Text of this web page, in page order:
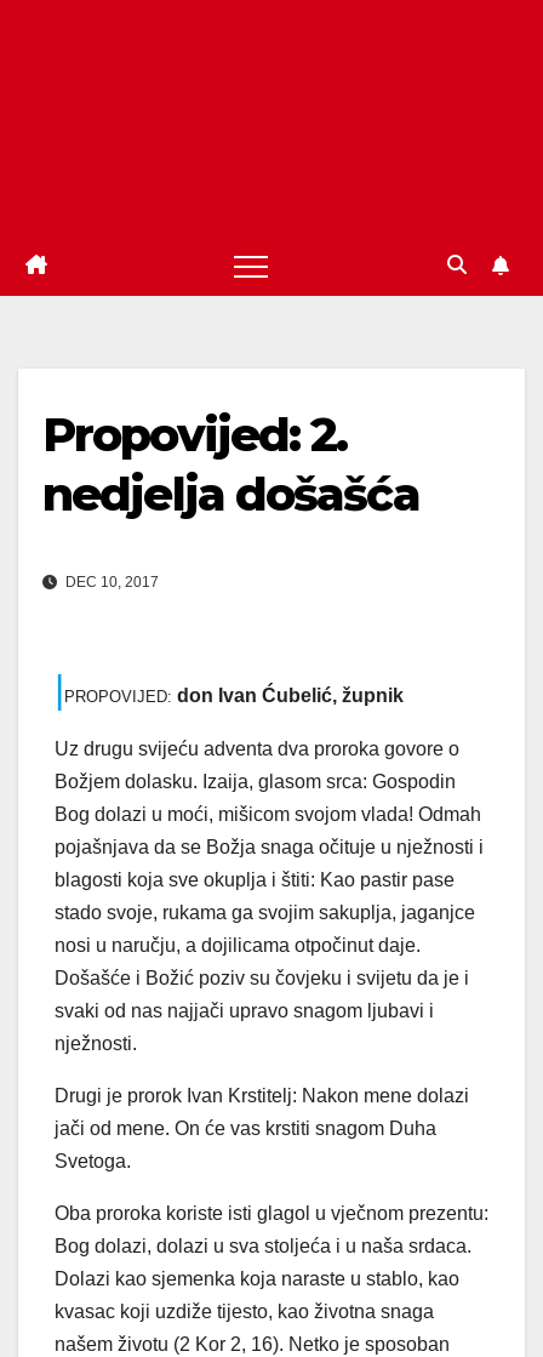
Propovijed: 2.
nedjelja došašća
DEC 10, 2017
| PROPOVIJED: don Ivan Ćubelić, župnik
Uz drugu svijeću adventa dva proroka govore o
Božjem dolasku. Izaija, glasom srca: Gospodin
Bog dolazi u moći, mišicom svojom vlada! Odmah
pojašnjava da se Božja snaga očituje u nježnosti i
blagosti koja sve okuplja i štiti: Kao pastir pase
stado svoje, rukama ga svojim sakuplja, jaganjce
nosi u naručju, a dojilicama otpočinut daje.
Došašće i Božić poziv su čovjeku i svijetu da je i
svaki od nas najjači upravo snagom ljubavi i
nježnosti.
Drugi je prorok Ivan Krstitelj: Nakon mene dolazi
jači od mene. On će vas krstiti snagom Duha
Svetoga.
Oba proroka koriste isti glagol u vječnom prezentu:
Bog dolazi, dolazi u sva stoljeća i u naša srdaca.
Dolazi kao sjemenka koja naraste u stablo, kao
kvasac koji uzdiže tijesto, kao životna snaga
našem životu (2 Kor 2, 16). Netko je sposoban